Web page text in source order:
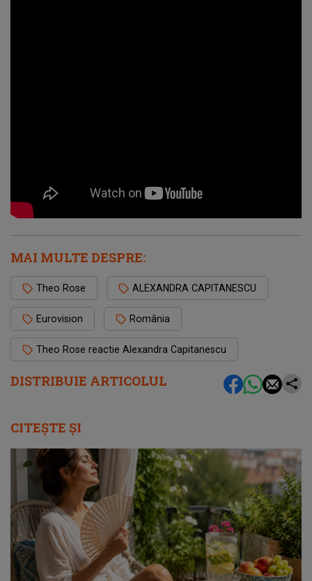
DISTRIBUIE ARTICOLUL
MAI MULTE DESPRE:
Theo Rose ALEXANDRA CAPITANESCU
Eurovision România
Theo Rose reactie Alexandra Capitanescu
CITEȘTE ȘI